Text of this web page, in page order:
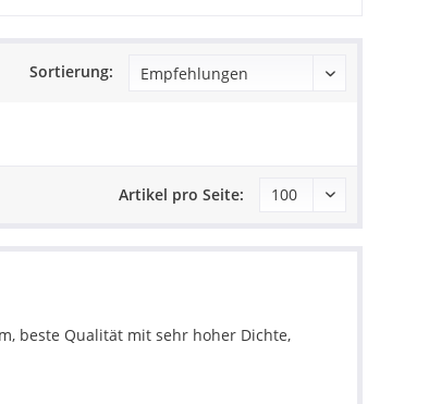
Sortierung:
Artikel pro Seite:
beste Qualität mit sehr hoher Dichte,